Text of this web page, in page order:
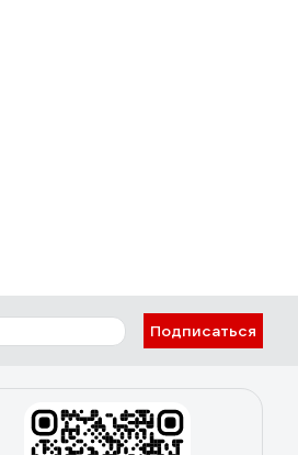
Подписаться